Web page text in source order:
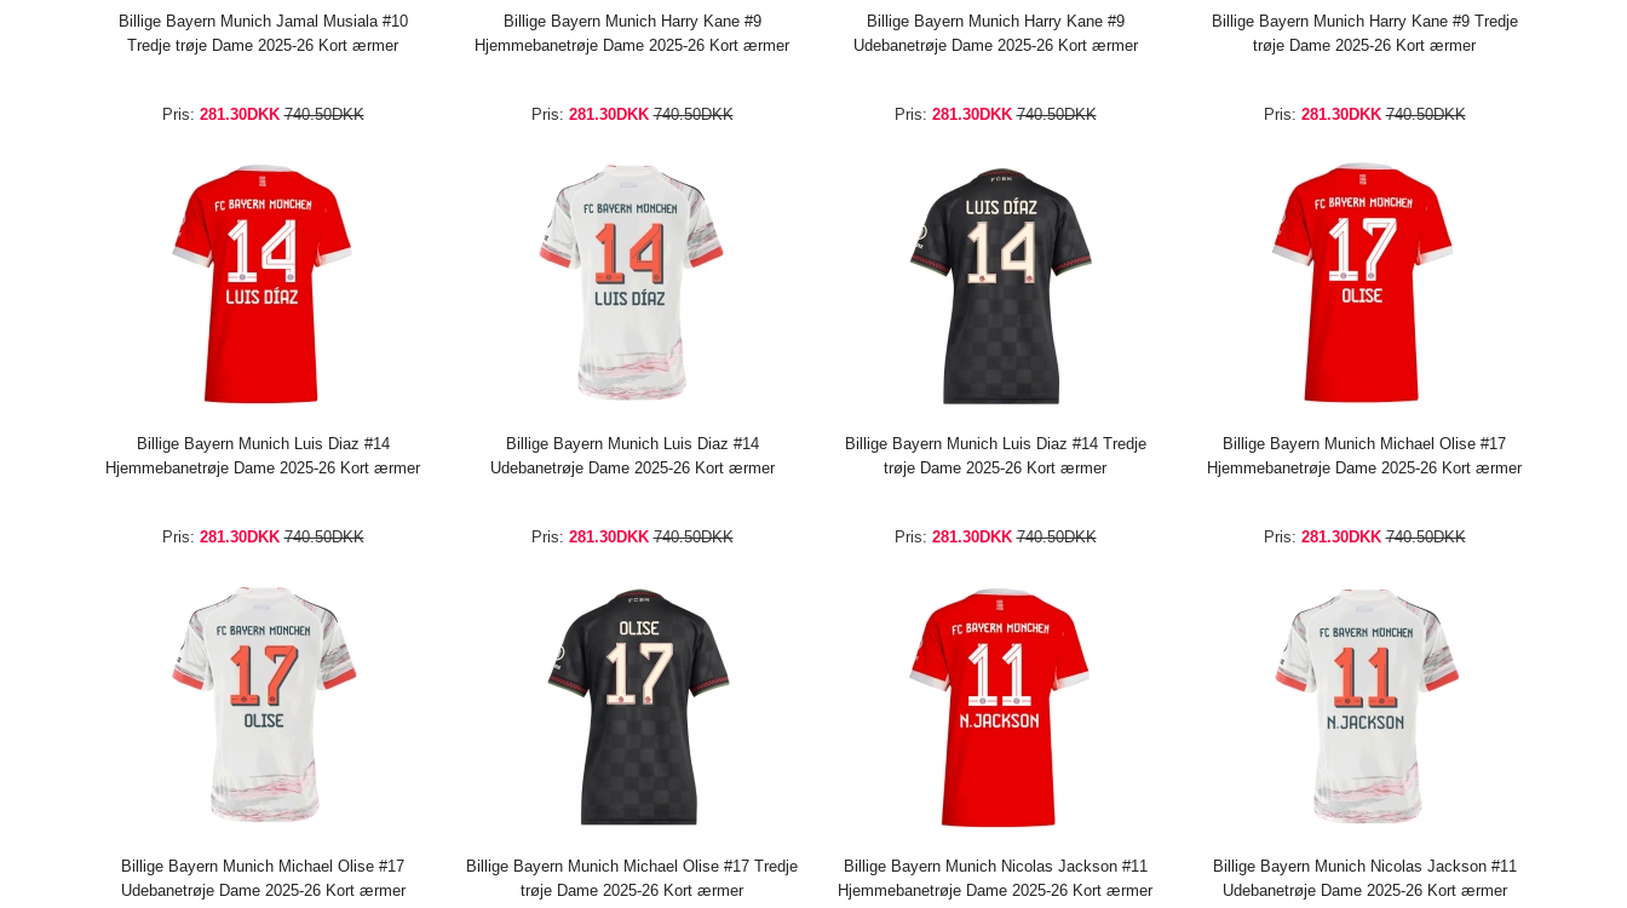
Billige Bayern Munich Jamal Musiala #10
Tredje trøje Dame 2025-26 Kort ærmer
Pris: 281.30DKK 740.50DKK
Billige Bayern Munich Harry Kane #9
Hjemmebanetrøje Dame 2025-26 Kort ærmer
Pris: 281.30DKK 740.50DKK
Billige Bayern Munich Harry Kane #9
Udebanetrøje Dame 2025-26 Kort ærmer
Pris: 281.30DKK 740.50DKK
Billige Bayern Munich Harry Kane #9 Tredje
trøje Dame 2025-26 Kort ærmer
Pris: 281.30DKK 740.50DKK
Billige Bayern Munich Luis Diaz #14
Hjemmebanetrøje Dame 2025-26 Kort ærmer
Pris: 281.30DKK 740.50DKK
Billige Bayern Munich Luis Diaz #14
Udebanetrøje Dame 2025-26 Kort ærmer
Pris: 281.30DKK 740.50DKK
Billige Bayern Munich Luis Diaz #14 Tredje
trøje Dame 2025-26 Kort ærmer
Pris: 281.30DKK 740.50DKK
Billige Bayern Munich Michael Olise #17
Hjemmebanetrøje Dame 2025-26 Kort ærmer
Pris: 281.30DKK 740.50DKK
Billige Bayern Munich Michael Olise #17
Udebanetrøje Dame 2025-26 Kort ærmer
Billige Bayern Munich Michael Olise #17 Tredje
trøje Dame 2025-26 Kort ærmer
Billige Bayern Munich Nicolas Jackson #11
Hjemmebanetrøje Dame 2025-26 Kort ærmer
Billige Bayern Munich Nicolas Jackson #11
Udebanetrøje Dame 2025-26 Kort ærmer